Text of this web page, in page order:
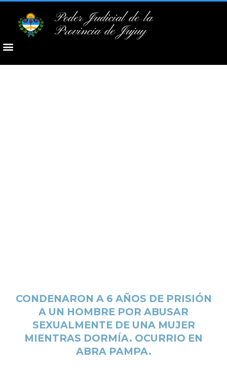
Poder Judicial de la
Provincia de Jujuy
CONDENARON A 6 AÑOS DE PRISIÓN
A UN HOMBRE POR ABUSAR
SEXUALMENTE DE UNA MUJER
MIENTRAS DORMÍA. OCURRIO EN
ABRA PAMPA.